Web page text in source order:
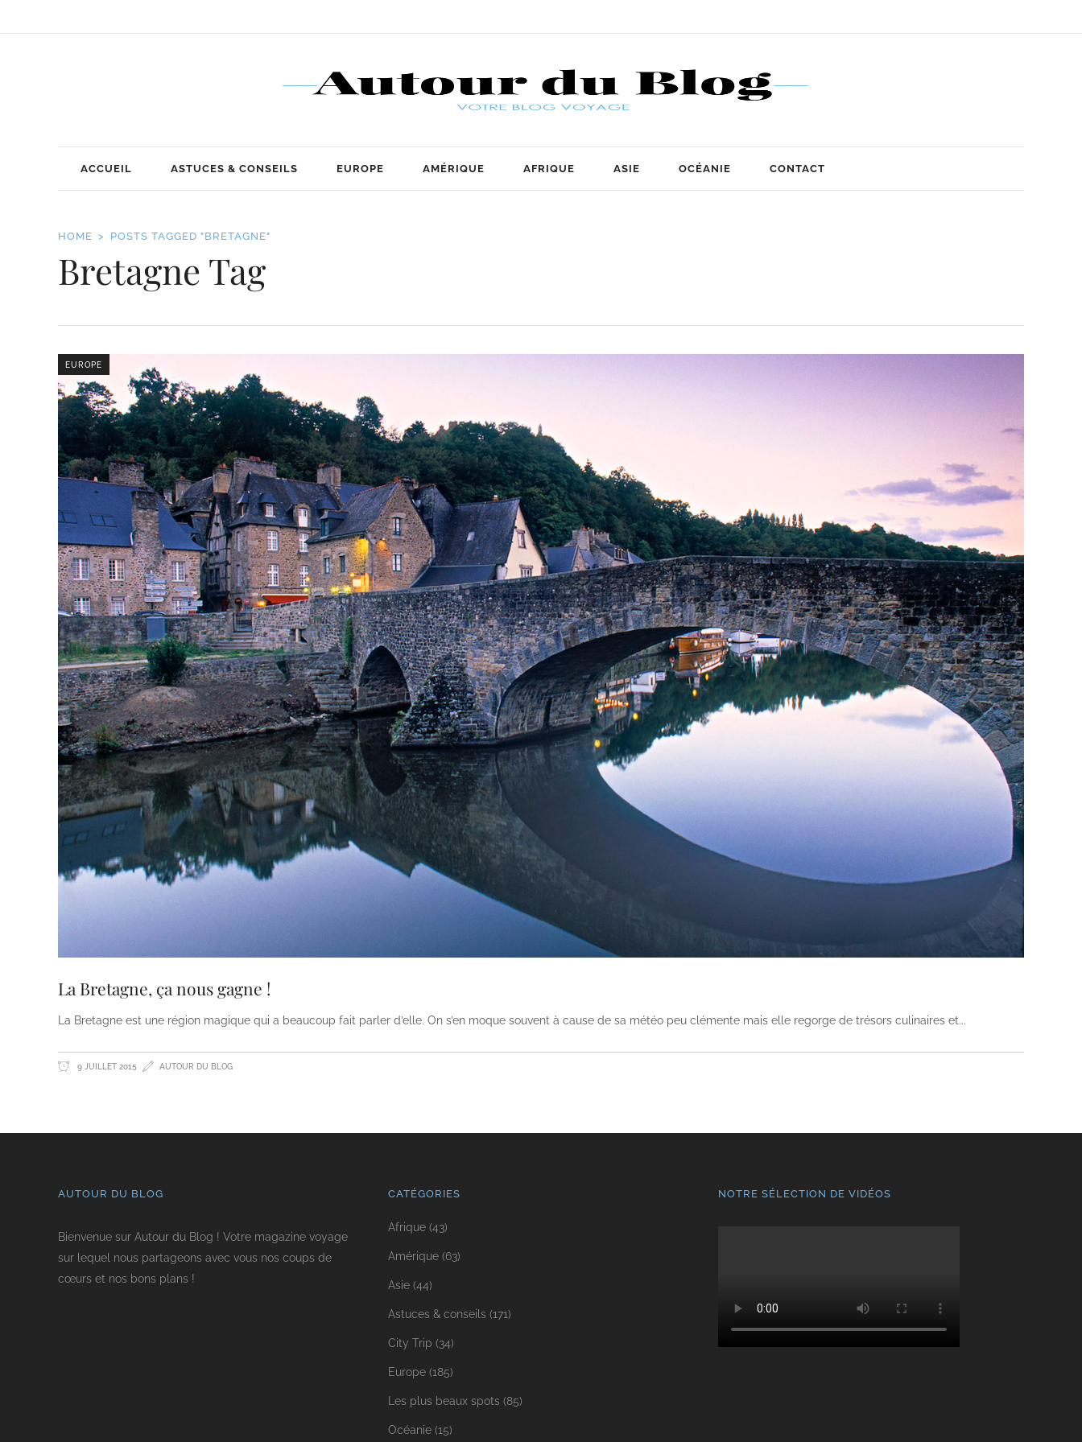
ACCUEIL ASTUCES & CONSEILS EUROPE AMÉRIQUE AFRIQUE ASIE OCÉANIE CONTACT
HOME POSTS TAGGED "BRETAGNE"
Bretagne Tag
EUROPE
La Bretagne, ça nous gagne !
La Bretagne est une région magique qui a beaucoup fait parler d’elle. On s’en moque souvent à cause de sa météo peu clémente mais elle regorge de trésors culinaires et
9 JUILLET 2015 AUTOUR DU BLOG
AUTOUR DU BLOG
Bienvenue sur Autour du Blog ! Votre magazine voyage
sur lequel nous partageons avec vous nos coups de
cœurs et nos bons plans !
CATÉGORIES
Afrique(43)
Amérique(63)
Asie(44)
Astuces & conseils (171)
City Trip (34)
Europe(185)
Les plus beaux spots (85)
Océanie(15)
NOTRE SÉLECTION DE VIDÉOS